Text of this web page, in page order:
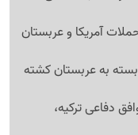
آمریکا و عربستان
وابسته به عربستان کشته
دفاعی ترکیه،